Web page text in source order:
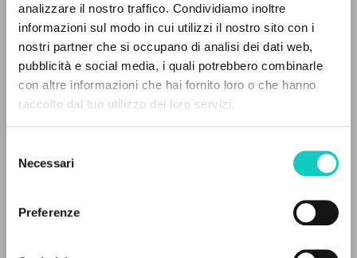
analizzare il nostro traffico. Condividiamo inoltre
informazioni sul modo in cui utilizzi il nostro sito con i
nostri partner che si occupano di analisi dei dati web,
pubblicità e social media, i quali potrebbero combinarle
con altre informazioni che hai fornito loro o che hanno
raccolto dal tuo utilizzo dei loro servizi.
delNecessari
Preferenze
Carrón JuliánAuthor
Giussani LuigiAuthor
Fraternità di Comunione e Liberazione
Pages: 9
0RESULTS FOUND
MORE RESULTS